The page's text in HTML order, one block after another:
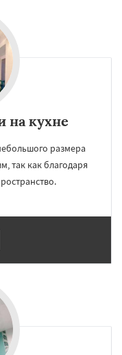
на кухне
размера
так как благодаря